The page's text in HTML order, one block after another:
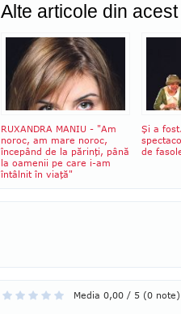
Alte articole din
RUXANDRA MANIU - "Am
noroc, am mare noroc,
începând de la părinţi, până
la oamenii pe care i-am
întâlnit în viaţă"
Şi a
de
Media 0,00 / 5 (0 note)